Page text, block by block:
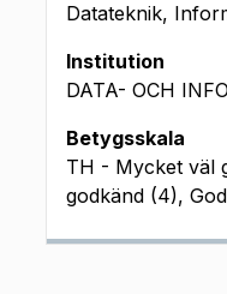
Datateknik,
Institution
DATA- OCH
Betygsskala
TH - Mycket väl
godkänd (4),